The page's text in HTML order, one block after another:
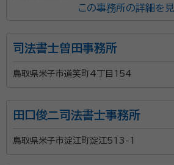
三浦 一朗（みうら いちろう）
ださい。 丁寧な対応を心掛けるよう
この事務所の詳細を
司法書士曽田事務所
鳥取県米子市道笑町4丁目154
田口俊二司法書士事務所
鳥取県米子市淀江町淀江513-1